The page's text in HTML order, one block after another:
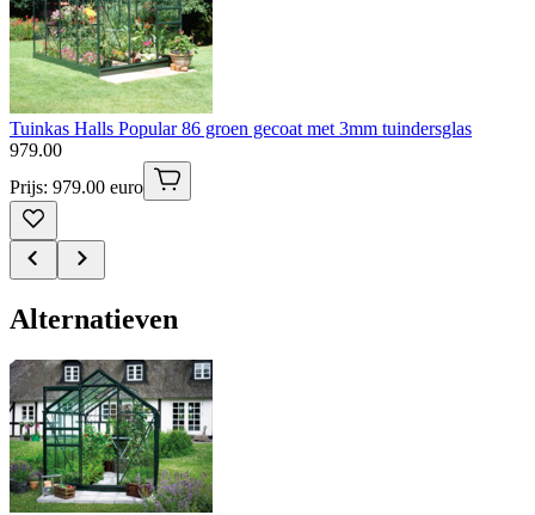
Tuinkas Halls Popular 86 groen gecoat met 3mm tuindersglas
979.00
Prijs: 979.00 euro
Alternatieven